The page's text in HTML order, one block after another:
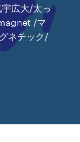
広大/太っ
/マ
ネチック/